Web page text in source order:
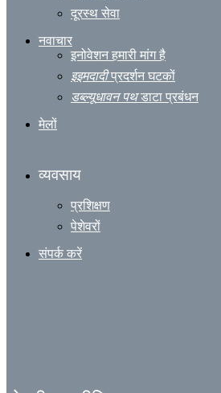
दूरस्थ सेवा
नवाचार
इनोवेशन हमारी मांग है
इइमदादीप्रदर्शन घटकों
डब्ल्यूधावन पथडाटा प्रबंधन
मेलों
व्यवसाय
प्रशिक्षण
पेशेवरों
संपर्क करें